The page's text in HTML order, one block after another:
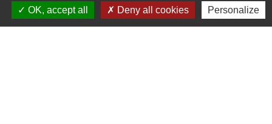
Communauté d'Agglomération ARLYSERE
OK, accept all
Deny all cookies Personalize